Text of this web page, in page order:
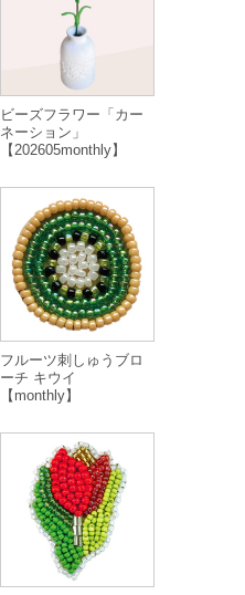
ビーズフラワー「カー
ネーション」
【202605monthly】
フルーツ刺しゅうブロ
ーチ キウイ
【monthly】